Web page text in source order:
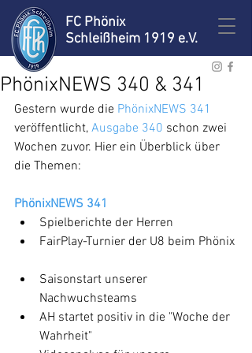
FC Phönix
Schleißheim 1919 e.V.
PhönixNEWS 340 & 341
Gestern wurde die PhönixNEWS 341
veröffentlicht, Ausgabe 340 schon zwei
Wochen zuvor. Hier ein Überblick über
die Themen:
PhönixNEWS 341
Spielberichte der Herren
FairPlay-Turnier der U8 beim Phönix
Saisonstart unserer
Nachwuchsteams
AH startet positiv in die "Woche der
Wahrheit"